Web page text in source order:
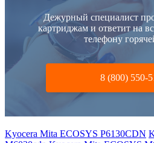
Дежурный специалист
картриджам и ответит на
телефону
8 (800) 550-
Kyocera Mita ECOSYS P6130CDN